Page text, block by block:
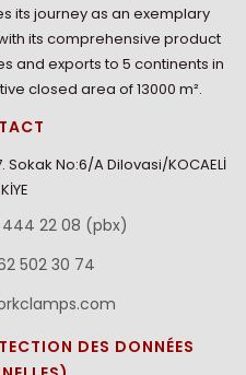
its journey as an exemplary
its comprehensive product
and exports to 5 continents in
closed area of 13000 m².
No:6/A Dilovasi/KOCAELİ
22 08 (pbx)
502 30 74
DES DONNÉES